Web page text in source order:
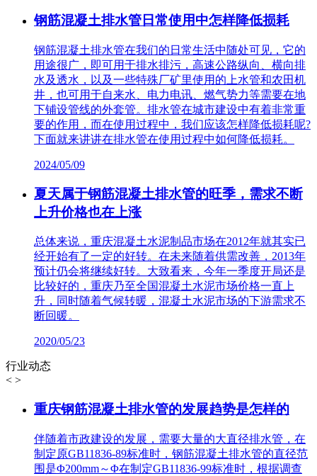
钢筋混凝土排水管日常使用中怎样降低损耗
钢筋混凝土排水管在我们的日常生活中随处可见，它的
用途很广，即可用于排水排污，高速公路纵向、横向排
水及透水，以及一些特殊厂矿里使用的上水管和农田机
井，也可用于自来水、电力电讯、燃气势力等需要在地
下铺设管线的外套管。排水管在城市建设中有着非常重
要的作用，而在使用过程中，我们应该怎样降低损耗呢?
下面就来讲讲在排水管在使用过程中如何降低损耗。
2024/05/09
夏天属于钢筋混凝土排水管的旺季，需求不断
上升价格也在上涨
总体来说，重庆混凝土水泥制品市场在2012年就其实已
经开始有了一定的好转。在未来随着供需改善，2013年
预计仍会将继续好转。大致看来，今年一季度开局还是
比较好的，重庆乃至全国混凝土水泥市场价格一直上
升，同时随着气候转暖，混凝土水泥市场的下游需求不
断回暖。
2020/05/23
行业动态
< >
重庆钢筋混凝土排水管的发展趋势是怎样的
伴随着市政建设的发展，需要大量的大直径排水管，在
制定原GB11836-89标准时，钢筋混凝土排水管的直径范
围是Φ200mm～Φ在制定GB11836-99标准时，根据调查